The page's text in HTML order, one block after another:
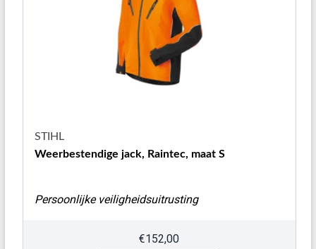
STIHL
Weerbestendige jack, Raintec, maat S
Persoonlijke veiligheidsuitrusting
€152,00